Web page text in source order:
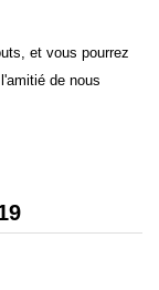
et vous pourrez
de nous